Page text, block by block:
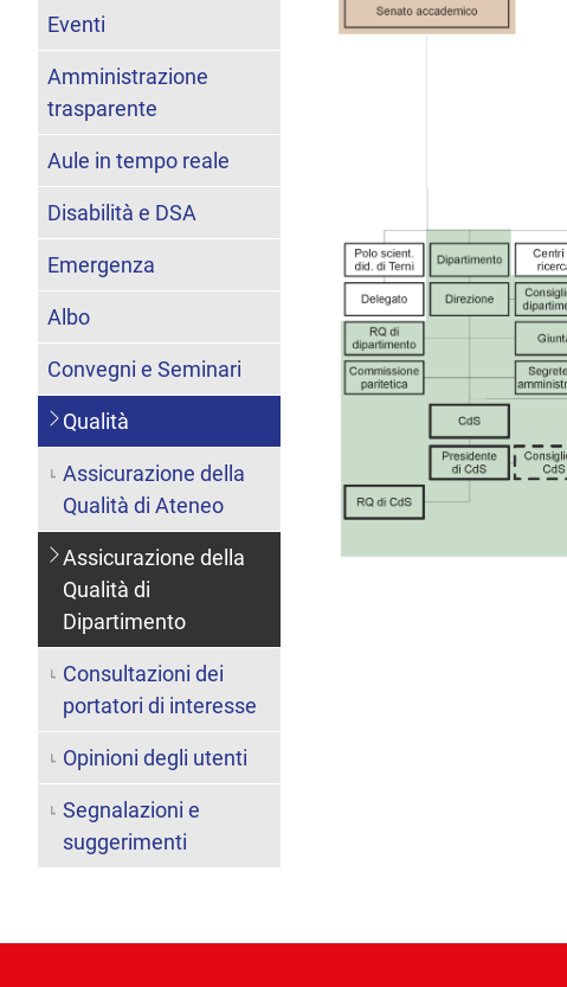
Eventi
Amministrazione
trasparente
Aule in tempo reale
Disabilità e DSA
Emergenza
Albo
Convegni e Seminari
Qualità
Assicurazione della
Qualità di Ateneo
Assicurazione della
Qualità di
Dipartimento
Consultazioni dei
portatori di interesse
Opinioni degli utenti
Segnalazioni e
suggerimenti